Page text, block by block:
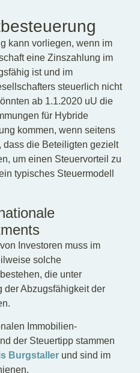
kann vorliegen, wenn im
eine Zinszahlung im
ist und im
steuerlich nicht
ab 1.1.2020 uU die
für Hybride
kommen, wenn seitens
dass die Beteiligten gezielt
um einen Steuervorteil zu
typisches Steuermodell
Investoren muss im
solche
die unter
der Abzugsfähigkeit der
Immobilien-
der Steuertipp stammen
Burgstaller und sind im